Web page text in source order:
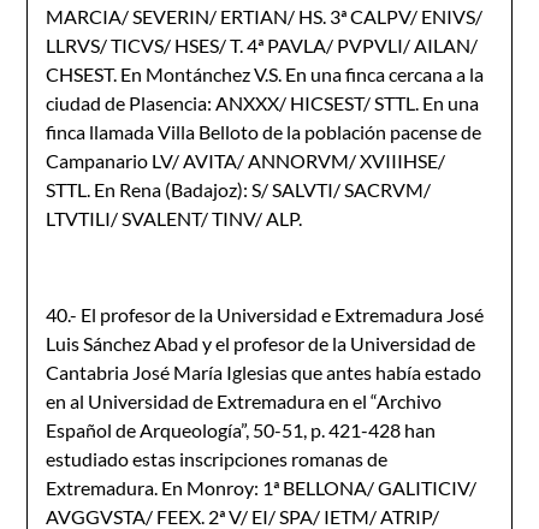
MARCIA/ SEVERIN/ ERTIAN/ HS. 3ª CALPV/ ENIVS/
LLRVS/ TICVS/ HSES/ T. 4ª PAVLA/ PVPVLI/ AILAN/
CHSEST. En Montánchez V.S. En una finca cercana a la
ciudad de Plasencia: ANXXX/ HICSEST/ STTL. En una
finca llamada Villa Belloto de la población pacense de
Campanario LV/ AVITA/ ANNORVM/ XVIIIHSE/
STTL. En Rena (Badajoz): S/ SALVTI/ SACRVM/
LTVTILI/ SVALENT/ TINV/ ALP.
40.- El profesor de la Universidad e Extremadura José
Luis Sánchez Abad y el profesor de la Universidad de
Cantabria José María Iglesias que antes había estado
en al Universidad de Extremadura en el “Archivo
Español de Arqueología”, 50-51, p. 421-428 han
estudiado estas inscripciones romanas de
Extremadura. En Monroy: 1ª BELLONA/ GALITICIV/
AVGGVSTA/ FEEX. 2ª V/ EI/ SPA/ IETM/ ATRIP/